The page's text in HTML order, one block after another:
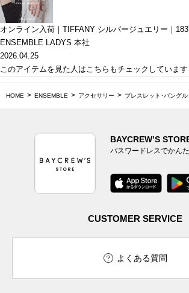
オンライン入荷｜TIFFANY シルバージュエリー｜
ENSEMBLE LADYS 本社
2026.04.25
このアイテムを見た人はこちらもチェックしています
HOME ENSEMBLE アクセサリー ブレスレット･バングル
BAYCREW’S
パスワードレスでかん
CUSTOMER SERVICE
よくある質問